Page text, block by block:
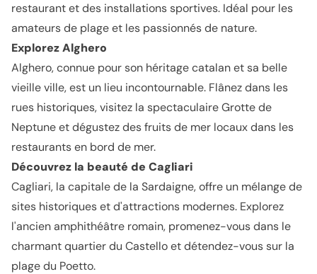
restaurant et des installations sportives. Idéal pour les
amateurs de plage et les passionnés de nature.
Explorez Alghero
Alghero, connue pour son héritage catalan et sa belle
vieille ville, est un lieu incontournable. Flânez dans les
rues historiques, visitez la spectaculaire Grotte de
Neptune et dégustez des fruits de mer locaux dans les
restaurants en bord de mer.
Découvrez la beauté de Cagliari
Cagliari, la capitale de la Sardaigne, offre un mélange de
sites historiques et d'attractions modernes. Explorez
l'ancien amphithéâtre romain, promenez-vous dans le
charmant quartier du Castello et détendez-vous sur la
plage du Poetto.